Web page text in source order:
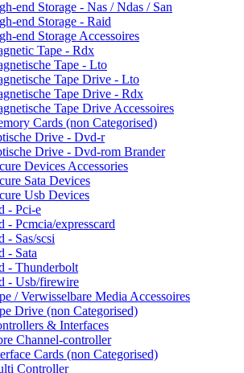
end Storage - Nas / Ndas / San
end Storage - Raid
end Storage Accessoires
Tape - Rdx
Tape - Lto
Tape Drive - Lto
Tape Drive - Rdx
Tape Drive Accessoires
Cards (non Categorised)
Drive - Dvd-r
Drive - Dvd-rom Brander
Devices Accessories
Sata Devices
Usb Devices
- Pci-e
- Pcmcia/expresscard
- Sas/scsi
- Sata
- Thunderbolt
- Usb/firewire
/ Verwisselbare Media Accessoires
Drive (non Categorised)
& Interfaces
Channel-controller
Cards (non Categorised)
Controller